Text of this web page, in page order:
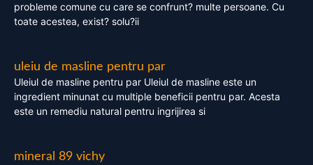
probleme comune cu care se confrunt? multe persoane. Cu
toate acestea, exist? solu?ii
uleiu de masline pentru par
Uleiul de masline pentru par Uleiul de masline este un
ingredient minunat cu multiple beneficii pentru par. Acesta
este un remediu natural pentru ingrijirea si
mineral 89 vichy